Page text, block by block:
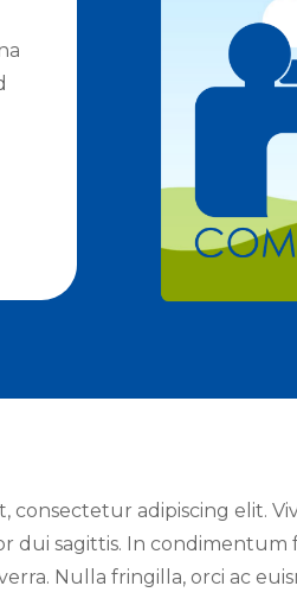
consectetur adipiscing elit.
dui sagittis. In condimentum
Nulla fringilla, orci ac